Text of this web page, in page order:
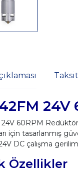
24V 60RPM
için tasarlanmış
DC çalışma
Özellikler